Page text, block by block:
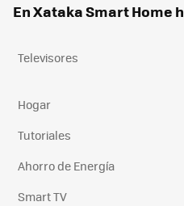
En Xataka Smart Home
Televisores
Hogar
Tutoriales
Ahorro de Energía
Smart TV